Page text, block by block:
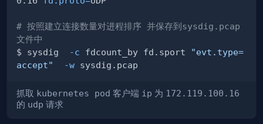
# 按照建立连接数量对进程排序 并保存到sysdig.pcap
文件中
$ sysdig
-c fdcount_by fd.sport
"evt.type=
accept"
-w
抓取 kubernetes pod 客户端 ip 为 172.119.100.16
的 udp 请求